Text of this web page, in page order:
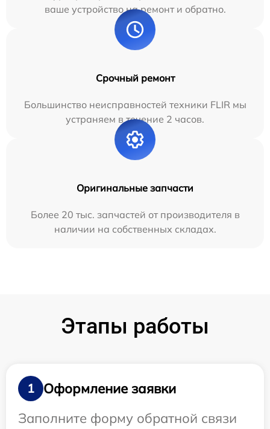
ваше устройство на ремонт и обратно.
Срочный ремонт
Большинство неисправностей техники FLIR мы
устраняем в течение 2 часов.
Оригинальные запчасти
Более 20 тыс. запчастей от производителя в
наличии на собственных складах.
Этапы работы
1
Оформление заявки
Заполните форму обратной связи